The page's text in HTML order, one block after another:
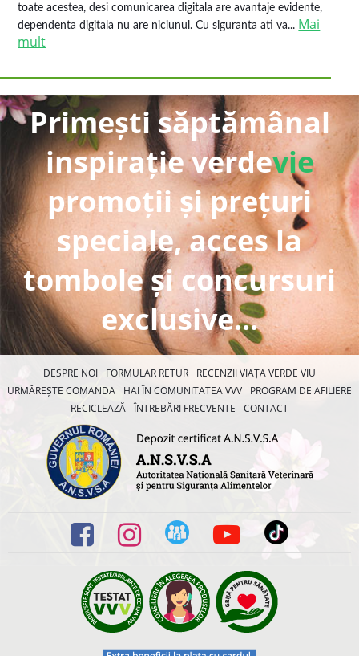
toate acestea, desi comunicarea digitala are avantaje evidente,
dependenta digitala nu are niciunul. Cu siguranta ati va... Mai
mult
Primești săptămânal
inspirație verdevie
promoții și prețuri
speciale, acces la
tombole și concursuri
exclusive...
DESPRE NOI FORMULAR RETUR
RECENZII VIAȚA VERDE VIU
URMĂREȘTE COMANDA
HAI ÎN COMUNITATEA VVV
PROGRAM DE AFILIERE
RECICLEAZĂ ÎNTREBĂRI FRECVENTE CONTACT